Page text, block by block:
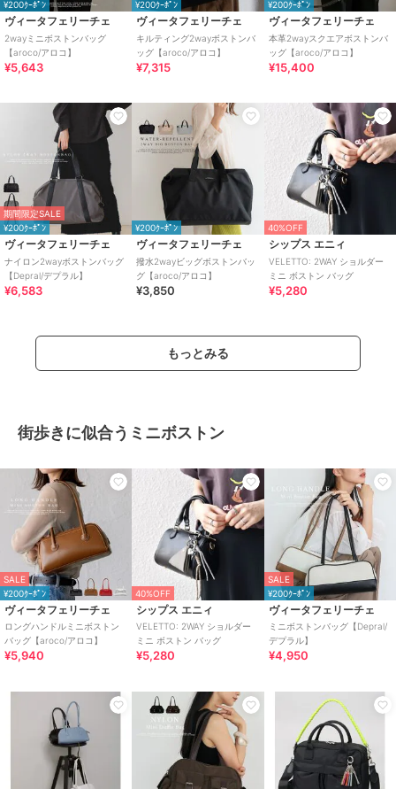
¥200ｸｰﾎﾟﾝ
ヴィータフェリーチェ
2wayミニボストンバッグ
【aroco/アロコ】
¥5,643
¥200ｸｰﾎﾟﾝ
ヴィータフェリーチェ
キルティング2wayボストンバ
ッグ【aroco/アロコ】
¥7,315
¥200ｸｰﾎﾟﾝ
ヴィータフェリーチェ
本革2wayスクエアボストンバ
ッグ【aroco/アロコ】
¥15,400
期間限定SALE
¥200ｸｰﾎﾟﾝ
ヴィータフェリーチェ
ナイロン2wayボストンバッグ
【Depral/デプラル】
¥6,583
¥200ｸｰﾎﾟﾝ
ヴィータフェリーチェ
撥水2wayビッグボストンバッ
グ【aroco/アロコ】
¥3,850
40%OFF
シップス エニィ
VELETTO: 2WAY ショルダー
ミニ ボストン バッグ
¥5,280
もっとみる
街歩きに似合うミニボストン
SALE
¥200ｸｰﾎﾟﾝ
ヴィータフェリーチェ
ロングハンドルミニボストン
バッグ【aroco/アロコ】
¥5,940
40%OFF
シップス エニィ
VELETTO: 2WAY ショルダー
ミニ ボストン バッグ
¥5,280
SALE
¥200ｸｰﾎﾟﾝ
ヴィータフェリーチェ
ミニボストンバッグ【Depral/
デプラル】
¥4,950